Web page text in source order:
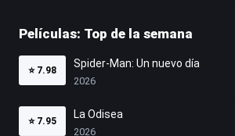
Películas: Top de la semana
⭐ 7.98
Spider-Man: Un nuevo día
2026
⭐ 7.95
La Odisea
2026